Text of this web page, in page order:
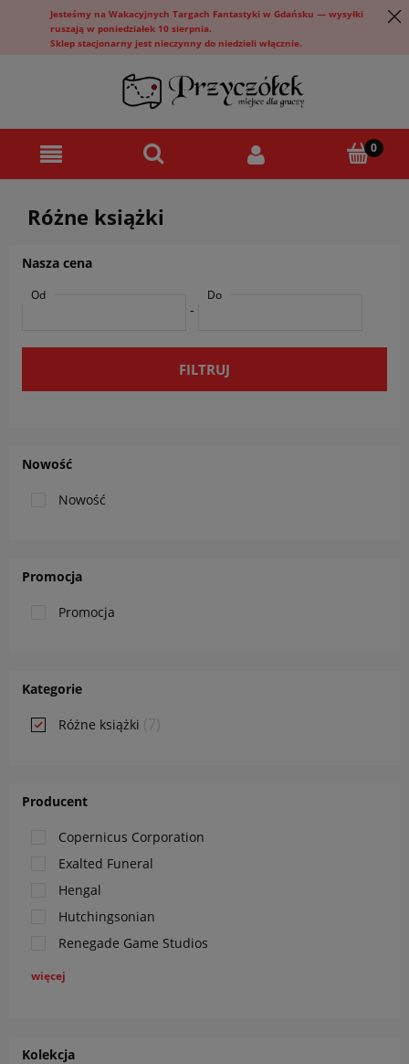
Jesteśmy na Wakacyjnych Targach Fantastyki w Gdańsku — wysyłki
ruszają w poniedziałek 10 sierpnia.
Sklep stacjonarny jest nieczynny do niedzieli włącznie.
Różne książki
Nowość
Nowość
Promocja
Promocja
Kategorie
Różne książki
Producent
Copernicus Corporation
Exalted Funeral
Hengal
Hutchingsonian
Renegade Game Studios
więcej
Kolekcja
Nasza cena
Od
-
Do
FILTRUJ